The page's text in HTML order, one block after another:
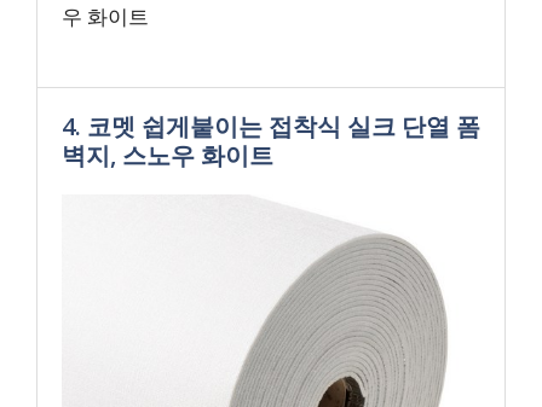
우 화이트
4. 코멧 쉽게붙이는 접착식 실크 단열 폼
벽지, 스노우 화이트